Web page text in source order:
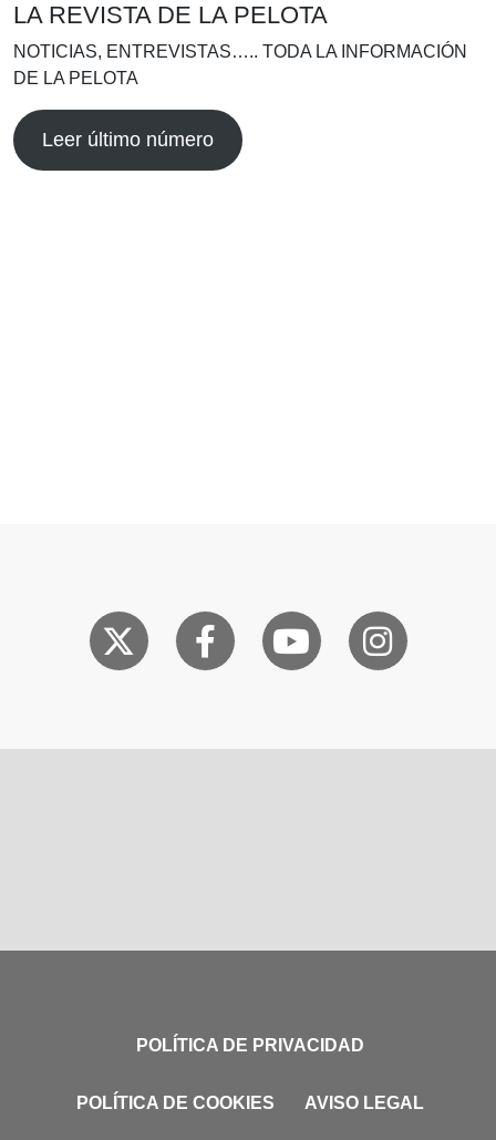
LA REVISTA DE LA PELOTA
NOTICIAS, ENTREVISTAS….. TODA LA INFORMACIÓN
DE LA PELOTA
Leer último número
POLÍTICA DE PRIVACIDAD
POLÍTICA DE COOKIES AVISO LEGAL